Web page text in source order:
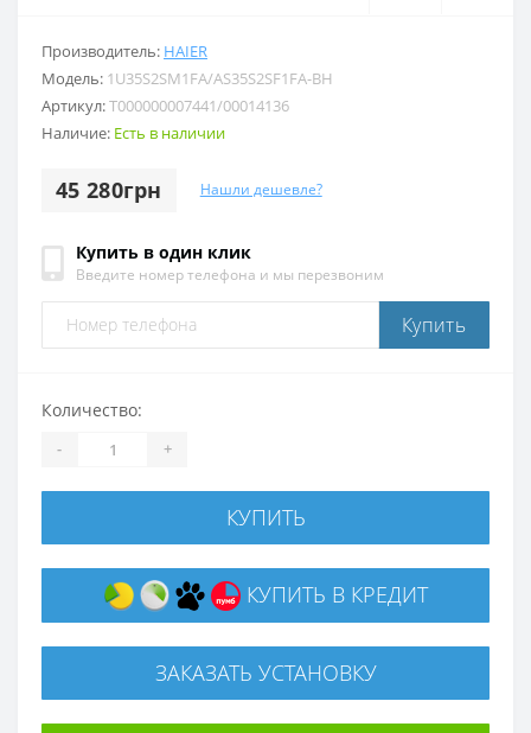
Производитель: HAIER
Модель: 1U35S2SM1FA/AS35S2SF1FA-BH
Артикул:T000000007441/00014136
Наличие: Есть в наличии
45 280грн Нашли дешевле?
Купить в один клик
Введите номер телефона и мы перезвоним
Купить
Количество:
- +
КУПИТЬ
КУПИТЬ В КРЕДИТ
ЗАКАЗАТЬ УСТАНОВКУ